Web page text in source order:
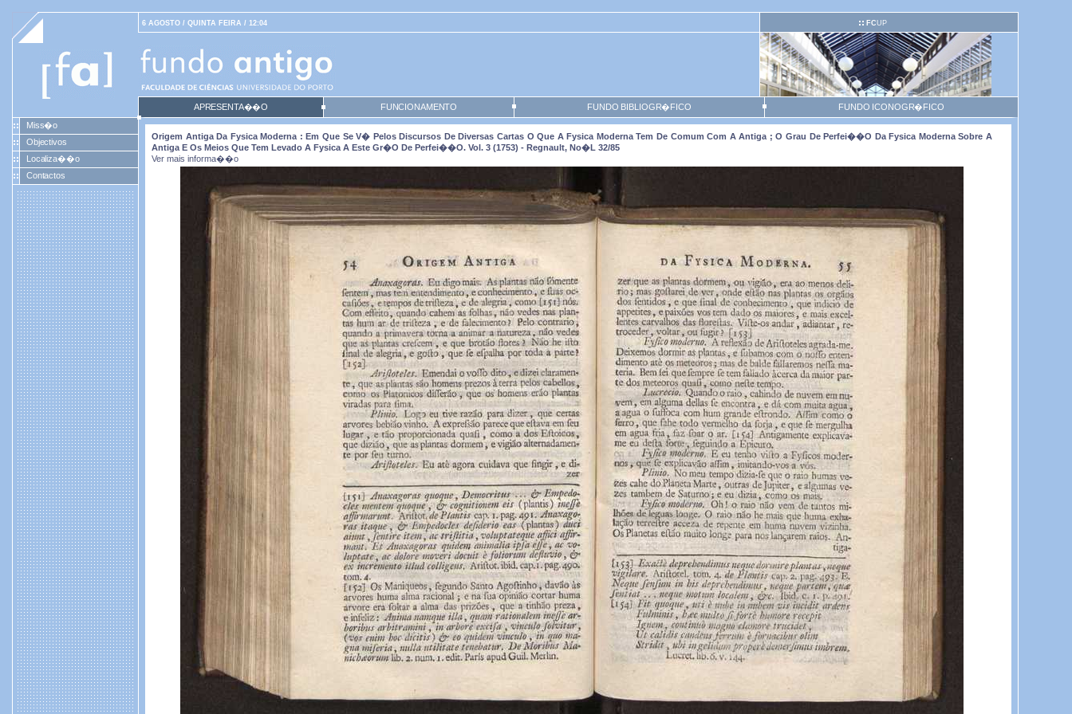
6 AGOSTO / QUINTA FEIRA / 12:04 FCUP
APRESENTA��O FUNCIONAMENTO FUNDO BIBLIOGR�FICO
FUNDO ICONOGR�FICO
Miss�o
Objectivos
Localiza��o
Contactos
Origem Antiga Da Fysica Moderna : Em Que Se V� Pelos Discursos De Diversas Cartas O Que A Fysica Moderna Tem De Comum Com A Antiga ; O Grau De Perfei��o Da Fysica Moderna Sobre A
Antiga E Os Meios Que Tem Levado A Fysica A Este Gr�o De Perfei��o. Vol. 3 (1753) - Regnault, No�l 32/85
Ver mais informa��o